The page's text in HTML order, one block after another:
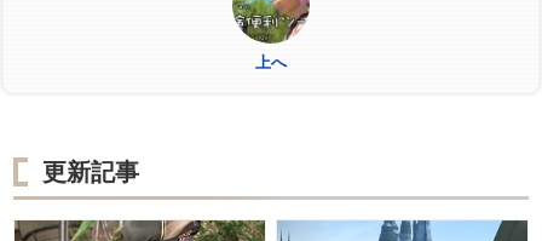
上へ
更新記事